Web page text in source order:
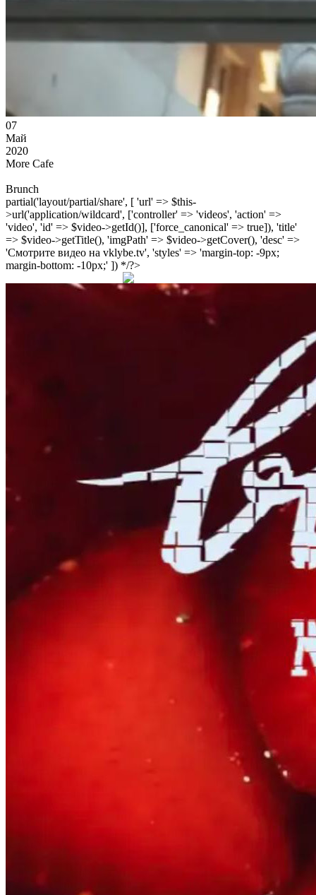
07
Май
2020
More Cafe
Brunch
partial('layout/partial/share', [ 'url' => $this-
>url('application/wildcard', ['controller' => 'videos', 'action' =>
'video', 'id' => $video->getId()], ['force_canonical' => true]), 'title'
=> $video->getTitle(), 'imgPath' => $video->getCover(), 'desc' =>
'Смотрите видео на vklybe.tv', 'styles' => 'margin-top: -9px;
margin-bottom: -10px;' ]) */?>